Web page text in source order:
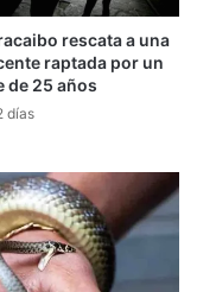
rescata a una
raptada por un
de 25 años
días